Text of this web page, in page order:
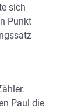
sich
Punkt
Paul die